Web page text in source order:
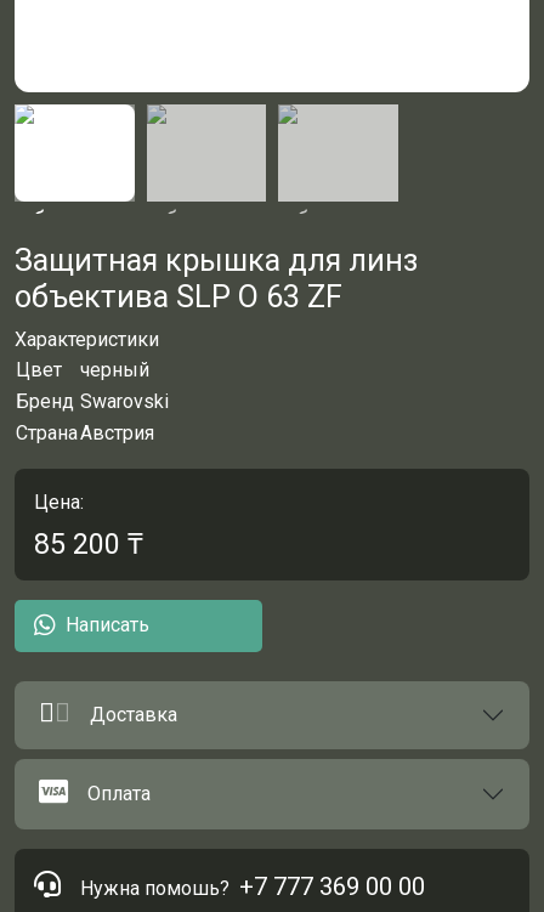
Защитная крышка для линз
объектива SLP O 63 ZF
Характеристики
Цвет
черный
Бренд Swarovski
СтранаАвстрия
Цена:
85 200 ₸
Написать
Доставка
Оплата
Нужна помошь? +7 777 369 00 00